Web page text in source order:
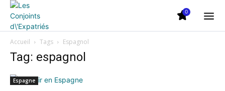
0
Accueil Tags Espagnol
Tag: espagnol
Espagne